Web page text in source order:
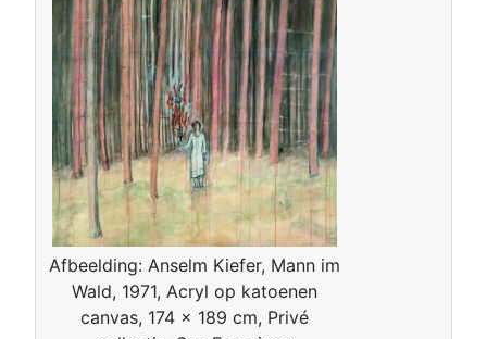
Afbeelding: Anselm Kiefer, Mann im
Wald, 1971, Acryl op katoenen
canvas, 174 x 189 cm, Privé